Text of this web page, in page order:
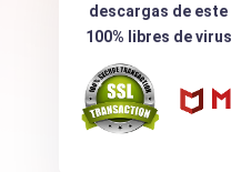
descargas de
100% libres de